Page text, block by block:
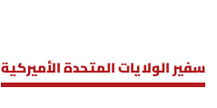
سفير الولايات المتحدة الأميركية